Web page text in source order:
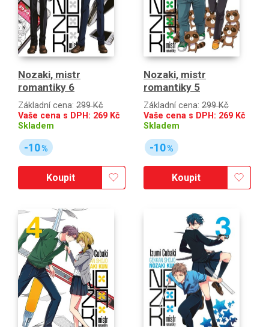
Nozaki, mistr
romantiky 6
Základní cena: 299 Kč
Vaše cena s DPH: 269 Kč
Skladem
-10%
Koupit
Nozaki, mistr
romantiky 5
Základní cena: 299 Kč
Vaše cena s DPH: 269 Kč
Skladem
-10%
Koupit